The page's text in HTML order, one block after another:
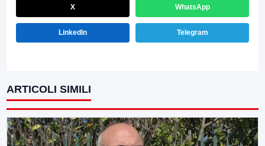
X WhatsApp
LinkedIn Telegram
ARTICOLI SIMILI